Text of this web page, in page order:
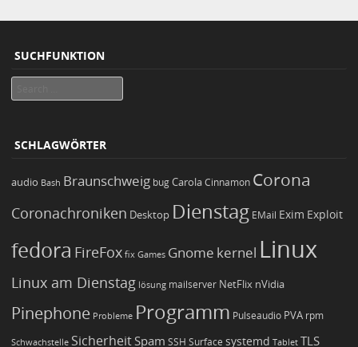
SUCHFUNKTION
SCHLAGWÖRTER
audio Bash Braunschweig bugCarola Cinnamon Corona
Coronachroniken Desktop Dienstag EMail Exim Exploit
fedora FireFox fix Games Gnome kernel Linux
Linux am Dienstag lösung mailserver NetFlix nVidia
Pinephone Probleme Programm Pulseaudio PVA rpm
Schwachstelle Sicherheit Spam SSH Surface systemd Tablet TLS